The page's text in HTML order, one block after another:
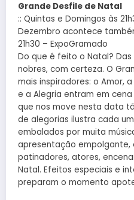
Grande Desfile de Natal
:: Quintas e Domingos às
Dezembro acontece
21h30 – ExpoGramado
Do que é feito o Natal?
nobres, com certeza. O
mais inspiradores: o Amor,
e a Alegria entram em
que nos move nesta data
de alegorias ilustra cada
embalados por muita
apresentação empolgante,
patinadores, atores,
Natal. Efeitos especiais e
preparam o momento